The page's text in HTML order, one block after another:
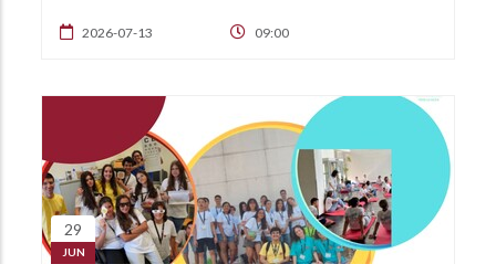
2026-07-13 09:00
29
JUN